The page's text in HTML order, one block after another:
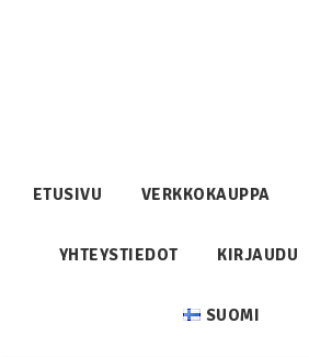
ETUSIVU VERKKOKAUPPA
YHTEYSTIEDOT KIRJAUDU
SUOMI